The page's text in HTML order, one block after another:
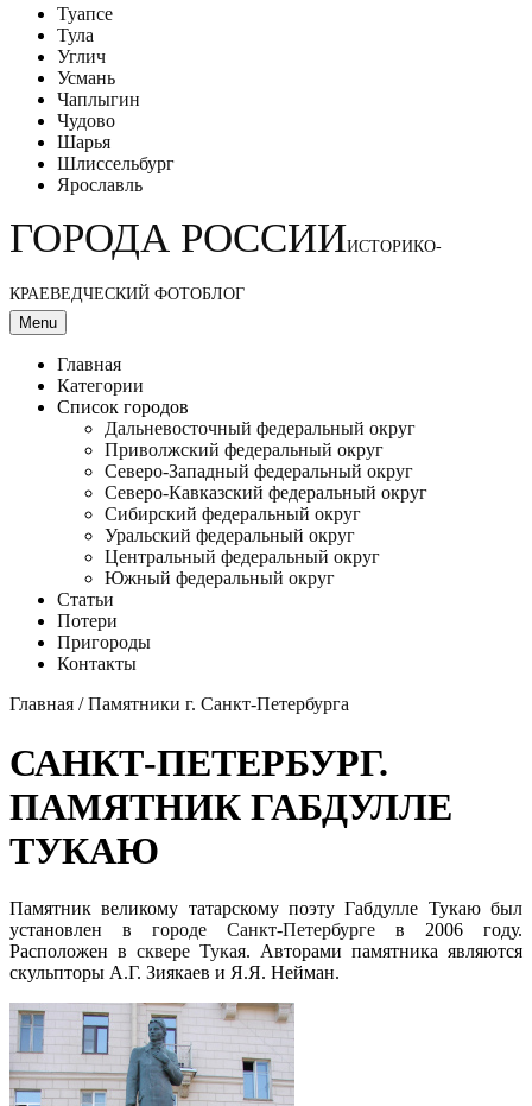
Туапсе
Тула
Углич
Усмань
Чаплыгин
Чудово
Шарья
Шлиссельбург
Ярославль
ГОРОДА РОССИИИСТОРИКО-
КРАЕВЕДЧЕСКИЙ ФОТОБЛОГ
Menu
Главная
Категории
Список городов
Дальневосточный федеральный округ
Приволжский федеральный округ
Северо-Западный федеральный округ
Северо-Кавказский федеральный округ
Сибирский федеральный округ
Уральский федеральный округ
Центральный федеральный округ
Южный федеральный округ
Статьи
Потери
Пригороды
Контакты
Главная /Памятники г. Санкт-Петербурга
САНКТ-ПЕТЕРБУРГ.
ПАМЯТНИК ГАБДУЛЛЕ
ТУКАЮ
Памятник великому татарскому поэту Габдулле Тукаю был
установлен в городе Санкт-Петербурге в 2006 году.
Расположен в сквере Тукая. Авторами памятника являются
скульпторы А.Г. Зиякаев и Я.Я. Нейман.